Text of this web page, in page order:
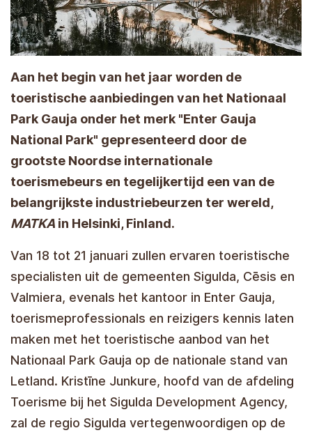
Aan het begin van het jaar worden de
toeristische aanbiedingen van het Nationaal
Park Gauja onder het merk "Enter Gauja
National Park" gepresenteerd door de
grootste Noordse internationale
toerismebeurs en tegelijkertijd een van de
belangrijkste industriebeurzen ter wereld,
MATKA in Helsinki, Finland.
Van 18 tot 21 januari zullen ervaren toeristische
specialisten uit de gemeenten Sigulda, Cēsis en
Valmiera, evenals het kantoor in Enter Gauja,
toerismeprofessionals en reizigers kennis laten
maken met het toeristische aanbod van het
Nationaal Park Gauja op de nationale stand van
Letland. Kristīne Junkure, hoofd van de afdeling
Toerisme bij het Sigulda Development Agency,
zal de regio Sigulda vertegenwoordigen op de